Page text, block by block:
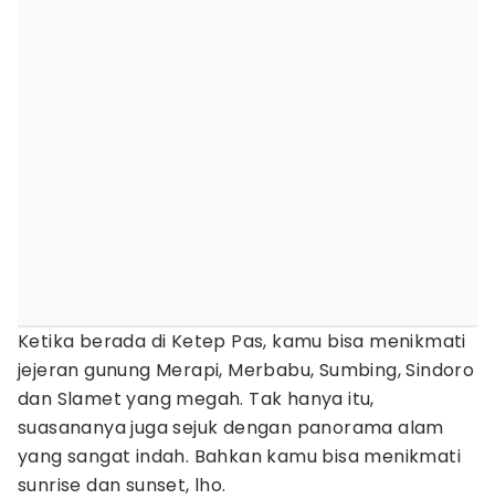
Ketika berada di Ketep Pas, kamu bisa menikmati
jejeran gunung Merapi, Merbabu, Sumbing, Sindoro
dan Slamet yang megah. Tak hanya itu,
suasananya juga sejuk dengan panorama alam
yang sangat indah. Bahkan kamu bisa menikmati
sunrise dan sunset, lho.